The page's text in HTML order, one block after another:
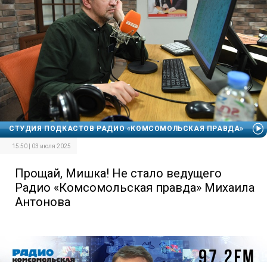
СТУДИЯ ПОДКАСТОВ РАДИО «КОМСОМОЛЬСКАЯ ПРАВДА»
15:50 | 03 июля 2025
Прощай, Мишка! Не стало ведущего
Радио «Комсомольская правда» Михаила
Антонова